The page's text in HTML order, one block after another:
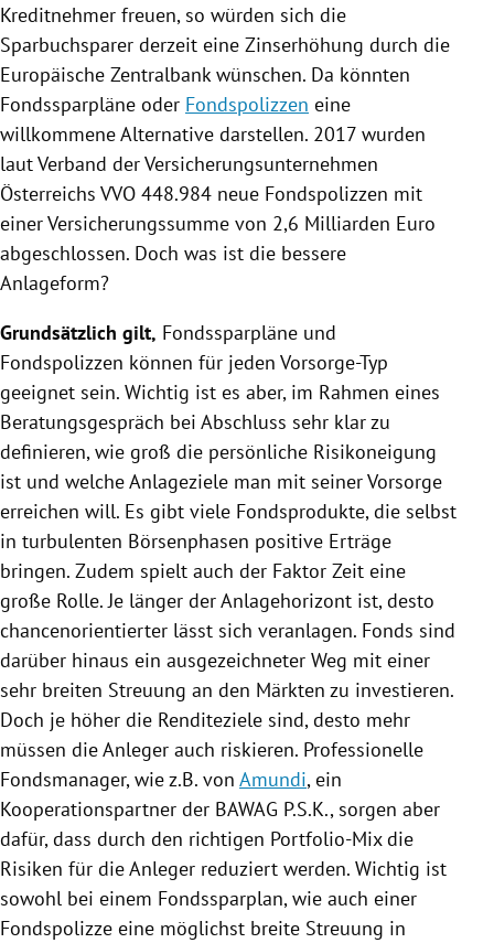
Kreditnehmer freuen, so würden sich die
Sparbuchsparer derzeit eine Zinserhöhung durch die
Europäische Zentralbankwünschen. Da könnten
Fondssparpläne oder Fondspolizzen eine
willkommene Alternative darstellen. 2017 wurden
laut Verband der Versicherungsunternehmen
Österreichs VVO 448.984 neue Fondspolizzen mit
einer Versicherungssumme von 2,6 Milliarden Euro
abgeschlossen. Doch was ist die bessere
Anlageform?
Grundsätzlich gilt, Fondssparpläne und
Fondspolizzen können für jeden Vorsorge-Typ
geeignet sein. Wichtig ist es aber, im Rahmen eines
Beratungsgespräch bei Abschluss sehr klar zu
definieren, wie groß die persönliche Risikoneigung
ist und welche Anlageziele man mit seiner Vorsorge
erreichen will. Es gibt viele Fondsprodukte, die selbst
in turbulenten Börsenphasen positive Erträge
bringen. Zudem spielt auch der Faktor Zeit eine
große Rolle. Je länger der Anlagehorizont ist, desto
chancenorientierter lässt sich veranlagen. Fonds sind
darüber hinaus ein ausgezeichneter Weg mit einer
sehr breiten Streuung an den Märkten zu investieren.
Doch je höher die Renditeziele sind, desto mehr
müssen die Anleger auch riskieren. Professionelle
Fondsmanager, wie z.B. von Amundi, ein
Kooperationspartner der BAWAG P.S.K., sorgen aber
dafür, dass durch den richtigen Portfolio-Mix die
Risiken für die Anleger reduziert werden. Wichtig ist
sowohl bei einem Fondssparplan, wie auch einer
Fondspolizze eine möglichst breite Streuung in